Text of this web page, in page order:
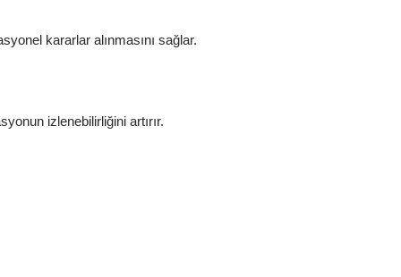
kararlar alınmasını sağlar.
izlenebilirliğini artırır.